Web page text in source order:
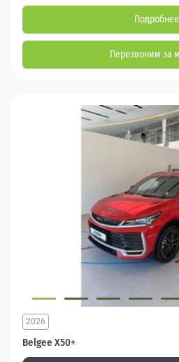
Подробнее
Перезвоним за
Belgee X50+
2026